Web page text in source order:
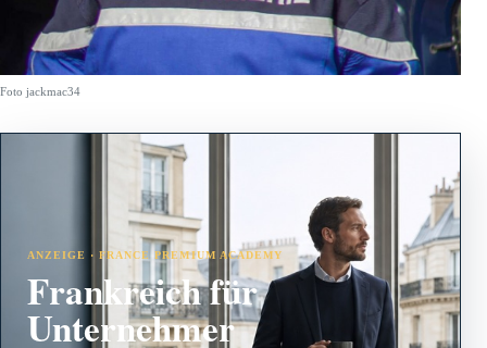
Foto jackmac34
ANZEIGE · FRANCE PREMIUM ACADEMY
Frankreich für
Unternehmer